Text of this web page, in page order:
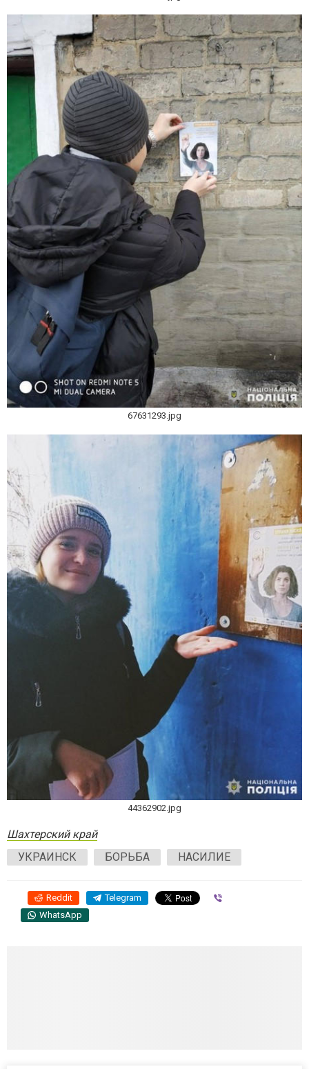
67631293.jpg
44362902.jpg
Шахтерский край
УКРАИНСК
БОРЬБА НАСИЛИЕ
Reddit Telegram
WhatsApp